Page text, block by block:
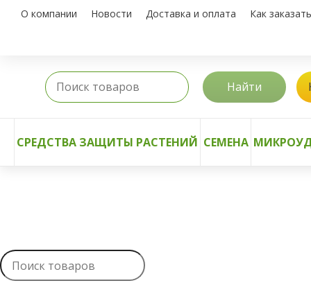
О компании Новости Доставка и оплата Как заказать
Найти
СРЕДСТВА ЗАЩИТЫ РАСТЕНИЙ СЕМЕНА